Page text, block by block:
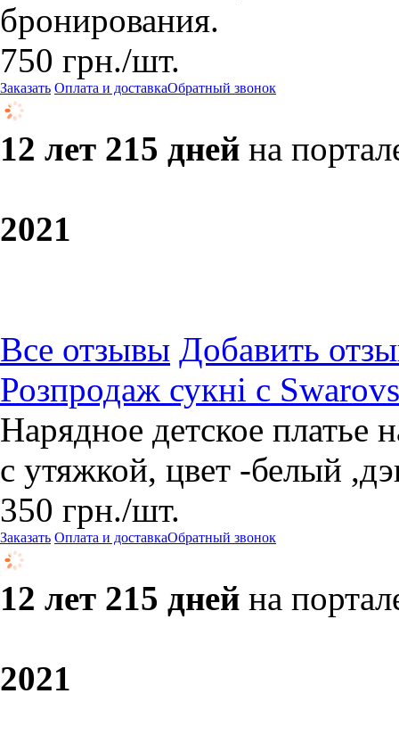
бронирования.
750 грн./шт.
Заказать Оплата и доставкаОбратный звонок
12 лет 215 дней на
2021
Все отзывы Добавить
Розпродаж сукні с
Нарядное детское платье
с утяжкой, цвет -белый
350 грн./шт.
Заказать Оплата и доставкаОбратный звонок
12 лет 215 дней на
2021